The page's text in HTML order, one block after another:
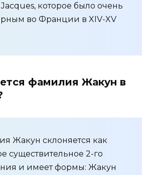
которое было очень
во Франции в XIV-XV
фамилия Жакун в
Жакун склоняется как
существительное 2-го
и имеет формы: Жакун